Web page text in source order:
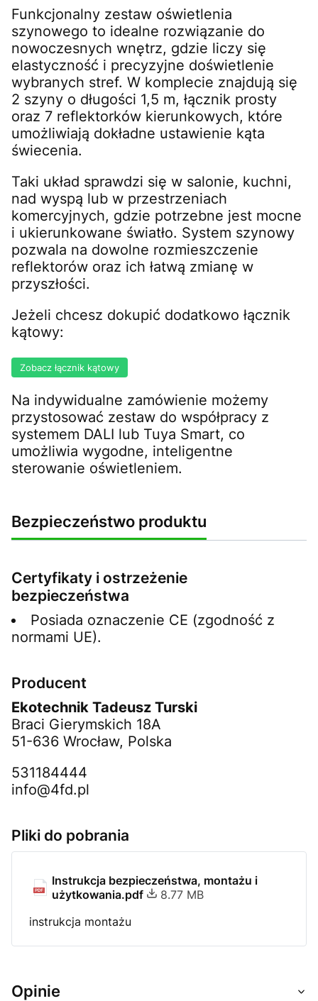
Funkcjonalny zestaw oświetlenia
szynowego to idealne rozwiązanie do
nowoczesnych wnętrz, gdzie liczy się
elastyczność i precyzyjne doświetlenie
wybranych stref. W komplecie znajdują się
2 szyny o długości 1,5 m, łącznik prosty
oraz 7 reflektorków kierunkowych, które
umożliwiają dokładne ustawienie kąta
świecenia.
Taki układ sprawdzi się w salonie, kuchni,
nad wyspą lub w przestrzeniach
komercyjnych, gdzie potrzebne jest mocne
i ukierunkowane światło. System szynowy
pozwala na dowolne rozmieszczenie
reflektorów oraz ich łatwą zmianę w
przyszłości.
Jeżeli chcesz dokupić dodatkowo łącznik
kątowy:
Zobacz łącznik kątowy
Na indywidualne zamówienie możemy
przystosować zestaw do współpracy z
systemem DALI lub Tuya Smart, co
umożliwia wygodne, inteligentne
sterowanie oświetleniem.
Bezpieczeństwo produktu
Certyfikaty i ostrzeżenie
bezpieczeństwa
Posiada oznaczenie CE (zgodność z
normami UE).
Producent
Ekotechnik Tadeusz Turski
Braci Gierymskich 18A
51-636 Wrocław, Polska
531184444
info@4fd.pl
Pliki do pobrania
Instrukcja bezpieczeństwa, montażu i
użytkowania.pdf
8.77 MB
instrukcja montażu
Opinie